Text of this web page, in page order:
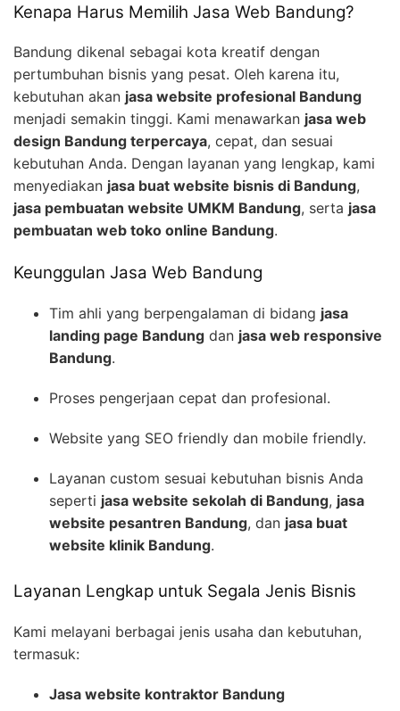
Kenapa Harus Memilih Jasa Web Bandung?
Bandung dikenal sebagai kota kreatif dengan
pertumbuhan bisnis yang pesat. Oleh karena itu,
kebutuhan akan jasa website profesional Bandung
menjadi semakin tinggi. Kami menawarkan jasa web
design Bandung terpercaya, cepat, dan sesuai
kebutuhan Anda. Dengan layanan yang lengkap, kami
menyediakan jasa buat website bisnis di Bandung,
jasa pembuatan website UMKM Bandung, serta jasa
pembuatan web toko online Bandung.
Keunggulan Jasa Web Bandung
Tim ahli yang berpengalaman di bidang jasa
landing page Bandung dan jasa web responsive
Bandung.
Proses pengerjaan cepat dan profesional.
Website yang SEO friendly dan mobile friendly.
Layanan custom sesuai kebutuhan bisnis Anda
seperti jasa website sekolah di Bandung, jasa
website pesantren Bandung, dan jasa buat
website klinik Bandung.
Layanan Lengkap untuk Segala Jenis Bisnis
Kami melayani berbagai jenis usaha dan kebutuhan,
termasuk:
Jasa website kontraktor Bandung